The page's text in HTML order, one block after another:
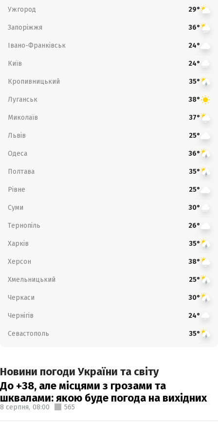
Ужгород 29°
Запоріжжя 36°
Івано-Франківськ 24°
Київ 24°
Кропивницький 35°
Луганськ 38°
Миколаїв 37°
Львів 25°
Одеса 36°
Полтава 35°
Рівне 25°
Суми 30°
Тернопіль 26°
Харків 35°
Херсон 38°
Хмельницький 25°
Черкаси 30°
Чернігів 24°
Севастополь 35°
Новини погоди України та світу
До +38, але місцями з грозами та
шквалами: якою буде погода на вихідних
8 серпня, 08:00 565